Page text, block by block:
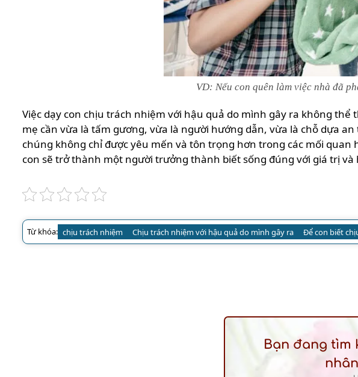
VD: Nếu con quên làm việc nhà đã
Việc dạy con chịu trách nhiệm với hậu quả do mình gây ra không
mẹ cần vừa là tấm gương, vừa là người hướng dẫn, vừa là chỗ dựa
chúng không chỉ được yêu mến và tôn trọng hơn trong các mối
con sẽ trở thành một người trưởng thành biết sống đúng với giá trị
Từ khóa: chịu trách nhiệm Chịu trách nhiệm với hậu quả do mình gây ra Để con biết
Bạn đang tìm